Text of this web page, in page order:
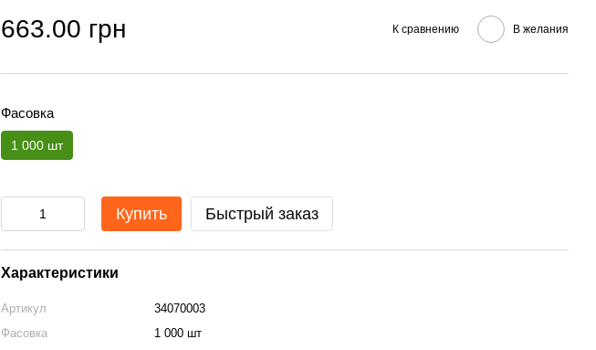
663.00 грн К сравнению В желания
Фасовка
1 000 шт
Купить Быстрый заказ
Характеристики
Артикул
34070003
Фасовка
1 000 шт